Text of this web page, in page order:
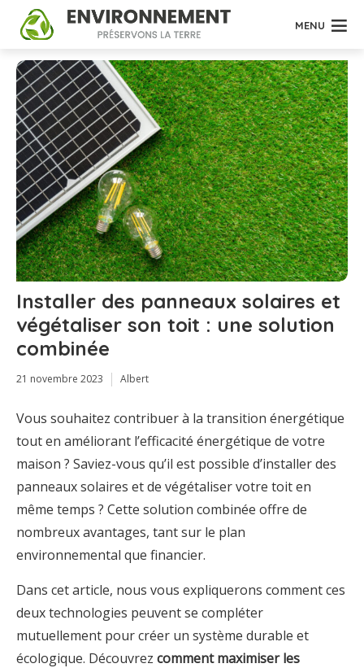
MENU
Installer des panneaux solaires et
végétaliser son toit : une solution
combinée
21 novembre 2023 Albert
Vous souhaitez contribuer à la transition énergétique
tout en améliorant l’efficacité énergétique de votre
maison ? Saviez-vous qu’il est possible d’installer des
panneaux solaires et de végétaliser votre toit en
même temps ? Cette solution combinée offre de
nombreux avantages, tant sur le plan
environnemental que financier.
Dans cet article, nous vous expliquerons comment ces
deux technologies peuvent se compléter
mutuellement pour créer un système durable et
écologique. Découvrez comment maximiser les